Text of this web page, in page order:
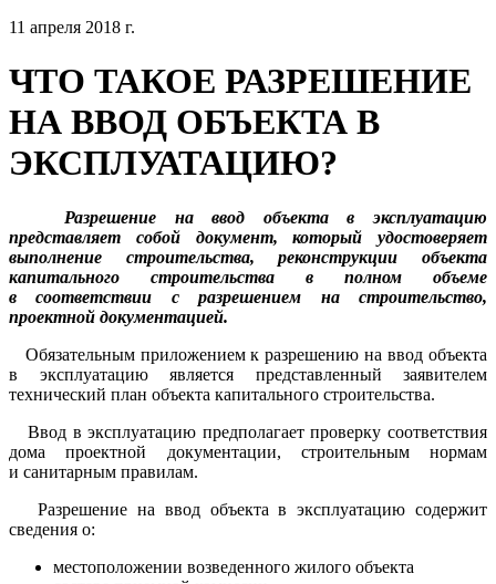
11 апреля 2018 г.
ЧТО ТАКОЕ РАЗРЕШЕНИЕ
НА ВВОД ОБЪЕКТА В
ЭКСПЛУАТАЦИЮ?
Разрешение на ввод объекта в эксплуатацию
представляет собой документ, который удостоверяет
выполнение строительства, реконструкции объекта
капитального строительства в полном объеме
в соответствии с разрешением на строительство,
проектной документацией.
Обязательным приложением к разрешению на ввод объекта
в эксплуатацию является представленный заявителем
технический план объекта капитального строительства.
Ввод в эксплуатацию предполагает проверку соответствия
дома проектной документации, строительным нормам
и санитарным правилам.
Разрешение на ввод объекта в эксплуатацию содержит
сведения о:
местоположении возведенного жилого объекта